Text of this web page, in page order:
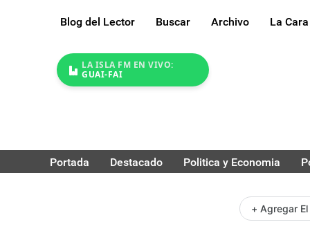
Blog del Lector Buscar Archivo La
LA ISLA FM EN VIVO:
GUAI-FAI
Portada Destacado Politica y Economia
+ Agregar